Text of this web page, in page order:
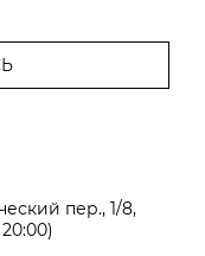
пер., 1/8,